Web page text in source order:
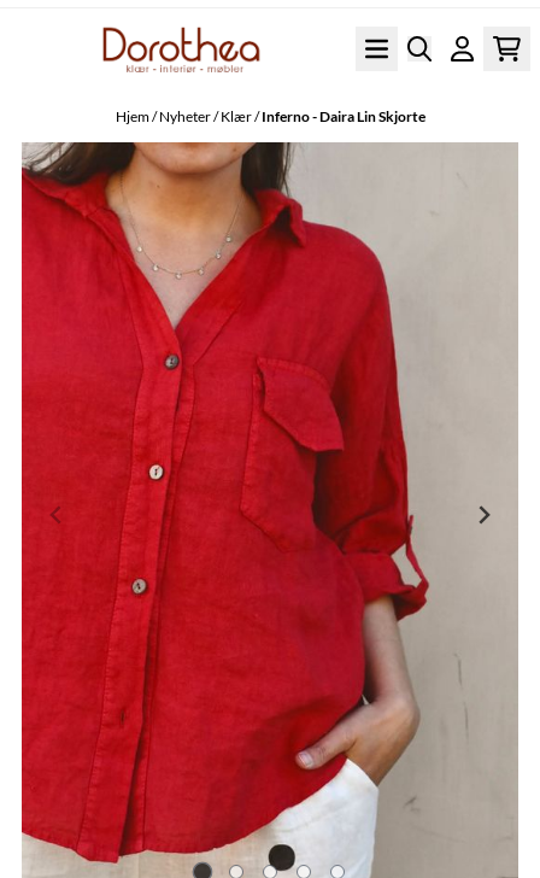
Hopp til innhold
Hjem/Nyheter/Klær/Inferno - Daira Lin Skjorte